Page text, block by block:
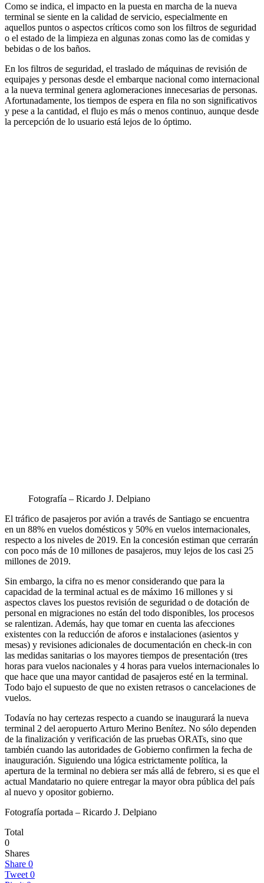
Como se indica, el impacto en la puesta en marcha de la nueva
terminal se siente en la calidad de servicio, especialmente en
aquellos puntos o aspectos críticos como son los filtros de seguridad
o el estado de la limpieza en algunas zonas como las de comidas y
bebidas o de los baños.
En los filtros de seguridad, el traslado de máquinas de revisión de
equipajes y personas desde el embarque nacional como internacional
a la nueva terminal genera aglomeraciones innecesarias de personas.
Afortunadamente, los tiempos de espera en fila no son significativos
y pese a la cantidad, el flujo es más o menos continuo, aunque desde
la percepción de lo usuario está lejos de lo óptimo.
Fotografía – Ricardo J. Delpiano
El tráfico de pasajeros por avión a través de Santiago se encuentra
en un 88% en vuelos domésticos y 50% en vuelos internacionales,
respecto a los niveles de 2019. En la concesión estiman que cerrarán
con poco más de 10 millones de pasajeros, muy lejos de los casi 25
millones de 2019.
Sin embargo, la cifra no es menor considerando que para la
capacidad de la terminal actual es de máximo 16 millones y si
aspectos claves los puestos revisión de seguridad o de dotación de
personal en migraciones no están del todo disponibles, los procesos
se ralentizan. Además, hay que tomar en cuenta las afecciones
existentes con la reducción de aforos e instalaciones (asientos y
mesas) y revisiones adicionales de documentación en check-in con
las medidas sanitarias o los mayores tiempos de presentación (tres
horas para vuelos nacionales y 4 horas para vuelos internacionales lo
que hace que una mayor cantidad de pasajeros esté en la terminal.
Todo bajo el supuesto de que no existen retrasos o cancelaciones de
vuelos.
Todavía no hay certezas respecto a cuando se inaugurará la nueva
terminal 2 del aeropuerto Arturo Merino Benítez. No sólo dependen
de la finalización y verificación de las pruebas ORATs, sino que
también cuando las autoridades de Gobierno confirmen la fecha de
inauguración. Siguiendo una lógica estrictamente política, la
apertura de la terminal no debiera ser más allá de febrero, si es que el
actual Mandatario no quiere entregar la mayor obra pública del país
al nuevo y opositor gobierno.
Fotografía portada – Ricardo J. Delpiano
Total
0
Shares
Share 0
Tweet 0